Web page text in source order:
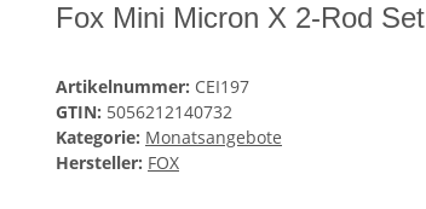
Fox Mini Micron X 2-Rod Set
Artikelnummer: CEI197
GTIN: 5056212140732
Kategorie: Monatsangebote
Hersteller: FOX